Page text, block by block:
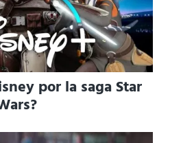
por la saga Star